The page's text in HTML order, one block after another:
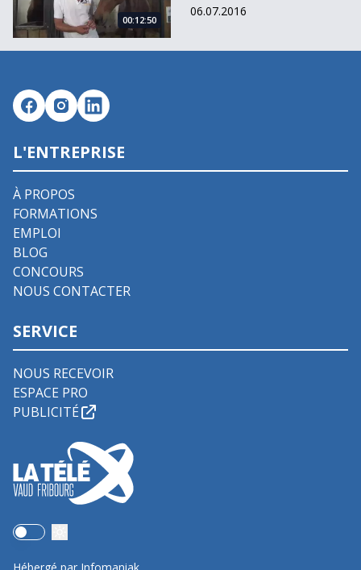
00:12:50
06.07.2016
L'ENTREPRISE
À PROPOS
FORMATIONS
EMPLOI
BLOG
CONCOURS
NOUS CONTACTER
SERVICE
NOUS RECEVOIR
ESPACE PRO
PUBLICITÉ
Use setting
Hébergé par Infomaniak